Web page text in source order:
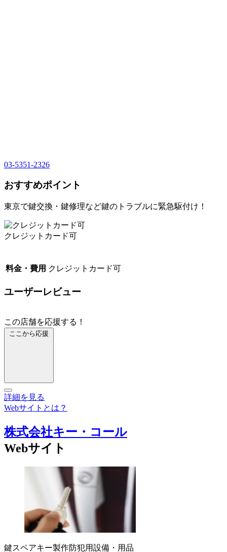
03-5351-2326
おすすめポイント
東京で鍵交換・鍵修理など鍵のトラブルに緊急駆付け！
クレジットカード可
料金・費用 クレジットカード可
ユーザーレビュー
この店舗を応援する！
ここから応援
詳細を見る
Webサイトとは？
株式会社キー・コール
Webサイト
鍵スペアキー製作防犯用設備・用品